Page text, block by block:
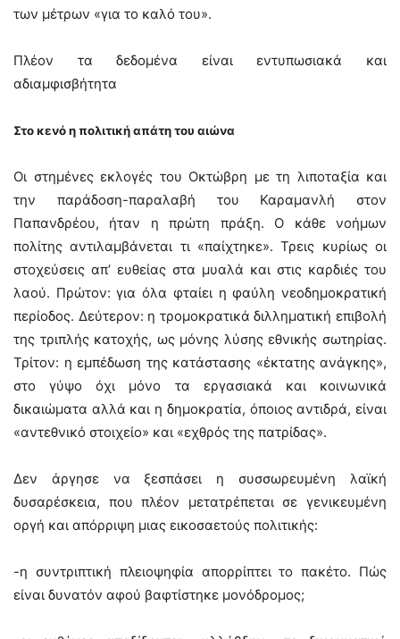
των μέτρων «για το καλό του».
Πλέον τα δεδομένα είναι εντυπωσιακά και
αδιαμφισβήτητα
Στο κενό η πολιτική απάτη του αιώνα
Οι στημένες εκλογές του Οκτώβρη με τη λιποταξία και
την παράδοση-παραλαβή του Καραμανλή στον
Παπανδρέου, ήταν η πρώτη πράξη. Ο κάθε νοήμων
πολίτης αντιλαμβάνεται τι «παίχτηκε». Τρεις κυρίως οι
στοχεύσεις απ’ ευθείας στα μυαλά και στις καρδιές του
λαού. Πρώτον: για όλα φταίει η φαύλη νεοδημοκρατική
περίοδος. Δεύτερον: η τρομοκρατικά διλληματική επιβολή
της τριπλής κατοχής, ως μόνης λύσης εθνικής σωτηρίας.
Τρίτον: η εμπέδωση της κατάστασης «έκτατης ανάγκης»,
στο γύψο όχι μόνο τα εργασιακά και κοινωνικά
δικαιώματα αλλά και η δημοκρατία, όποιος αντιδρά, είναι
«αντεθνικό στοιχείο» και «εχθρός της πατρίδας».
Δεν άργησε να ξεσπάσει η συσσωρευμένη λαϊκή
δυσαρέσκεια, που πλέον μετατρέπεται σε γενικευμένη
οργή και απόρριψη μιας εικοσαετούς πολιτικής:
-η συντριπτική πλειοψηφία απορρίπτει το πακέτο. Πώς
είναι δυνατόν αφού βαφτίστηκε μονόδρομος;